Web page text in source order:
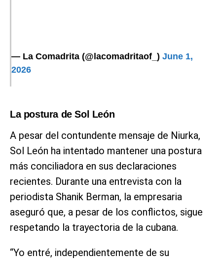
— La Comadrita (@lacomadritaof_) June 1,
2026
La postura de Sol León
A pesar del contundente mensaje de Niurka,
Sol León ha intentado mantener una postura
más conciliadora en sus declaraciones
recientes. Durante una entrevista con la
periodista Shanik Berman, la empresaria
aseguró que, a pesar de los conflictos, sigue
respetando la trayectoria de la cubana.
“Yo entré, independientemente de su